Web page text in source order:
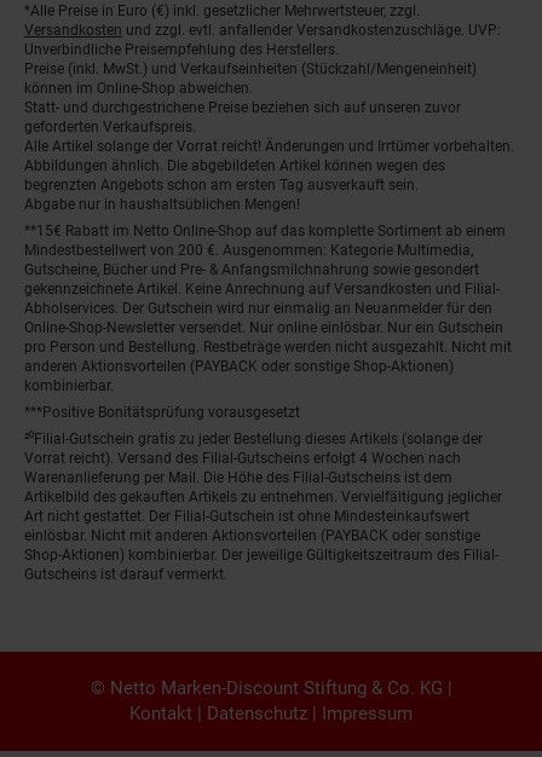
Fußnoten
*Alle Preise in Euro (€) inkl. gesetzlicher Mehrwertsteuer, zzgl.
Versandkosten und zzgl. evtl. anfallender Versandkostenzuschläge. UVP:
Unverbindliche Preisempfehlung des Herstellers.
Preise (inkl. MwSt.) und Verkaufseinheiten (Stückzahl/Mengeneinheit)
können im Online-Shop abweichen.
Statt- und durchgestrichene Preise beziehen sich auf unseren zuvor
geforderten Verkaufspreis.
Alle Artikel solange der Vorrat reicht! Änderungen und Irrtümer vorbehalten.
Abbildungen ähnlich. Die abgebildeten Artikel können wegen des
begrenzten Angebots schon am ersten Tag ausverkauft sein.
Abgabe nur in haushaltsüblichen Mengen!
**15€ Rabatt im Netto Online-Shop auf das komplette Sortiment ab einem
Mindestbestellwert von 200 €. Ausgenommen: Kategorie Multimedia,
Gutscheine, Bücher und Pre- & Anfangsmilchnahrung sowie gesondert
gekennzeichnete Artikel. Keine Anrechnung auf Versandkosten und Filial-
Abholservices. Der Gutschein wird nur einmalig an Neuanmelder für den
Online-Shop-Newsletter versendet. Nur online einlösbar. Nur ein Gutschein
pro Person und Bestellung. Restbeträge werden nicht ausgezahlt. Nicht mit
anderen Aktionsvorteilen (PAYBACK oder sonstige Shop-Aktionen)
kombinierbar.
***Positive Bonitätsprüfung vorausgesetzt
²⁰Filial-Gutschein gratis zu jeder Bestellung dieses Artikels (solange der
Vorrat reicht). Versand des Filial-Gutscheins erfolgt 4 Wochen nach
Warenanlieferung per Mail. Die Höhe des Filial-Gutscheins ist dem
Artikelbild des gekauften Artikels zu entnehmen. Vervielfältigung jeglicher
Art nicht gestattet. Der Filial-Gutschein ist ohne Mindesteinkaufswert
einlösbar. Nicht mit anderen Aktionsvorteilen (PAYBACK oder sonstige
Shop-Aktionen) kombinierbar. Der jeweilige Gültigkeitszeitraum des Filial-
Gutscheins ist darauf vermerkt.
© Netto Marken-Discount Stiftung & Co. KG |
Kontakt | Datenschutz | Impressum